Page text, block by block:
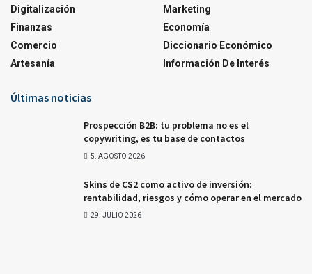
Digitalización
Finanzas
Comercio
Artesanía
Marketing
Economía
Diccionario Económico
Información De Interés
Últimas noticias
Prospección B2B: tu problema no es el
copywriting, es tu base de contactos
5. AGOSTO 2026
Skins de CS2 como activo de inversión:
rentabilidad, riesgos y cómo operar en el mercado
29. JULIO 2026